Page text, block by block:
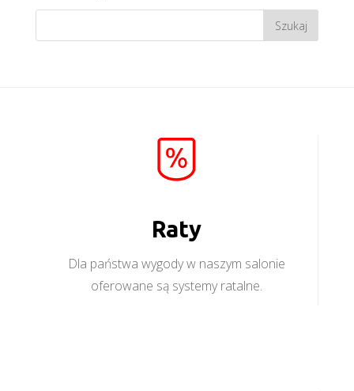
Raty
Dla państwa wygody w naszym salonie
oferowane są systemy ratalne.